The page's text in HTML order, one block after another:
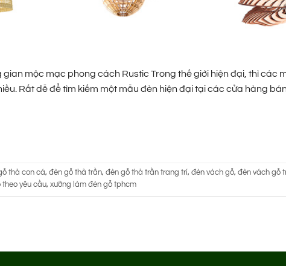
mộc mạc phong cách Rustic Trong thế giới hiện đại, thì các
Rất dễ để tìm kiếm một mẫu đèn hiện đại tại các cửa hàng
thả con cá, đèn gỗ thả trần, đèn gỗ thả trần trang trí, đèn vách gỗ, đèn vách gỗ
theo yêu cầu, xưởng làm đèn gỗ tphcm